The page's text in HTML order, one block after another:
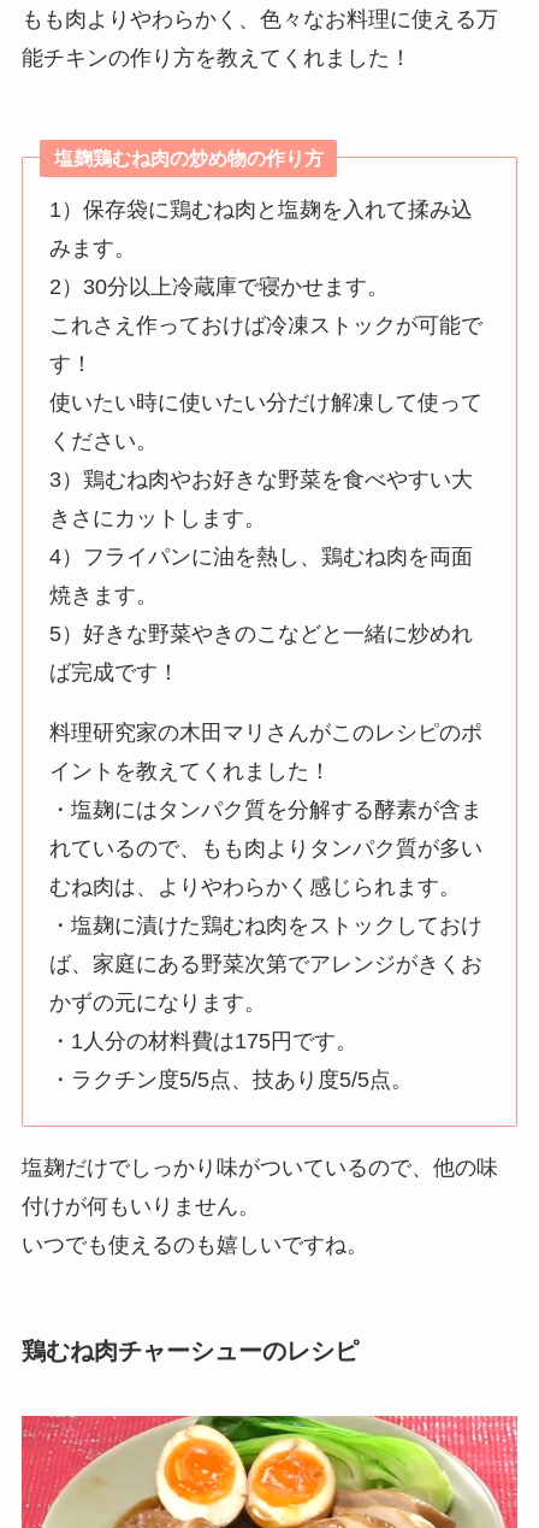
もも肉よりやわらかく、色々なお料理に使える万
能チキンの作り方を教えてくれました！
塩麹鶏むね肉の炒め物の作り方
1）保存袋に鶏むね肉と塩麹を入れて揉み込
みます。
2）30分以上冷蔵庫で寝かせます。
これさえ作っておけば冷凍ストックが可能で
す！
使いたい時に使いたい分だけ解凍して使って
ください。
3）鶏むね肉やお好きな野菜を食べやすい大
きさにカットします。
4）フライパンに油を熱し、鶏むね肉を両面
焼きます。
5）好きな野菜やきのこなどと一緒に炒めれ
ば完成です！
料理研究家の木田マリさんがこのレシピのポ
イントを教えてくれました！
・塩麹にはタンパク質を分解する酵素が含ま
れているので、もも肉よりタンパク質が多い
むね肉は、よりやわらかく感じられます。
・塩麹に漬けた鶏むね肉をストックしておけ
ば、家庭にある野菜次第でアレンジがきくお
かずの元になります。
・1人分の材料費は175円です。
・ラクチン度5/5点、技あり度5/5点。
塩麹だけでしっかり味がついているので、他の味
付けが何もいりません。
いつでも使えるのも嬉しいですね。
鶏むね肉チャーシューのレシピ